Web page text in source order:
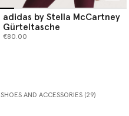
adidas by Stella McCartney
Gürteltasche
€80.00
SHOES AND ACCESSORIES (29)